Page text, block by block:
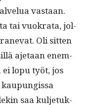
vas­taan.
tai vuokra­ta, jol­
Oli sit­ten
aje­taan enem­
lopu työt, jos
saa kul­je­tuk­